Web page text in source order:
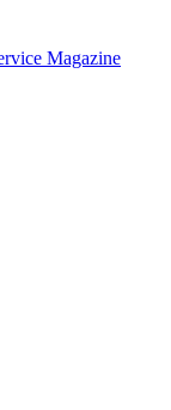
Magazine